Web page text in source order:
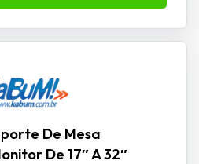
De Mesa
De 17″ A 32″